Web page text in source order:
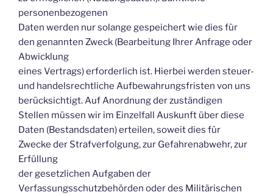
personenbezogenen
Daten werden nur solange gespeichert wie dies für
den genannten Zweck (Bearbeitung Ihrer Anfrage oder
Abwicklung
eines Vertrags) erforderlich ist. Hierbei werden steuer-
und handelsrechtliche Aufbewahrungsfristen von uns
berücksichtigt. Auf Anordnung der zuständigen
Stellen müssen wir im Einzelfall Auskunft über diese
Daten (Bestandsdaten) erteilen, soweit dies für
Zwecke der Strafverfolgung, zur Gefahrenabwehr, zur
Erfüllung
der gesetzlichen Aufgaben der
Verfassungsschutzbehörden oder des Militärischen